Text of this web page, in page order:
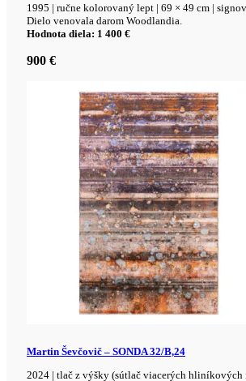
1995 | ručne kolorovaný lept | 69 × 49 cm |
Dielo venovala darom Woodlandia.
Hodnota diela: 1 400 €
900 €
Martin Ševčovič – SONDA 32/B,24
2024 | tlač z výšky (sútlač viacerých hliníkových